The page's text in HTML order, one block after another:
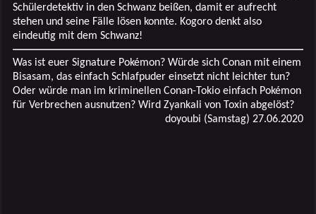
Schülerdetektiv in den Schwanz beißen, damit er aufrecht
stehen und seine Fälle lösen konnte. Kogoro denkt also
eindeutig mit dem Schwanz!
Was ist euer Signature Pokémon? Würde sich Conan mit einem
Bisasam, das einfach Schlafpuder einsetzt nicht leichter tun?
Oder würde man im kriminellen Conan-Tokio einfach Pokémon
für Verbrechen ausnutzen? Wird Zyankali von Toxin abgelöst?
doyoubi (Samstag) 27.06.2020